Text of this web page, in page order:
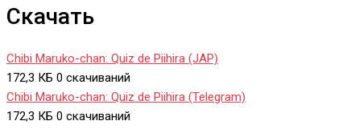
Скачать
Chibi Maruko-chan: Quiz de Piihira (JAP)
172,3 КБ 0 скачиваний
Chibi Maruko-chan: Quiz de Piihira (Telegram)
172,3 КБ 0 скачиваний